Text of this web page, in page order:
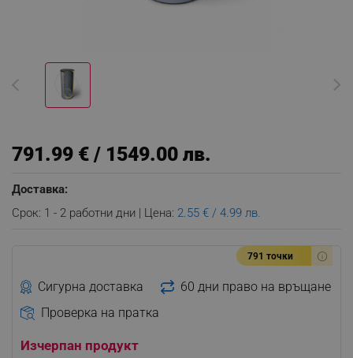
791.99 € / 1549.00 лв.
Доставка:
Срок: 1 - 2 работни дни | Цена: 2.55 € / 4.99 лв.
791 точки
Сигурна доставка
60 дни право на връщане
Проверка на пратка
Изчерпан продукт